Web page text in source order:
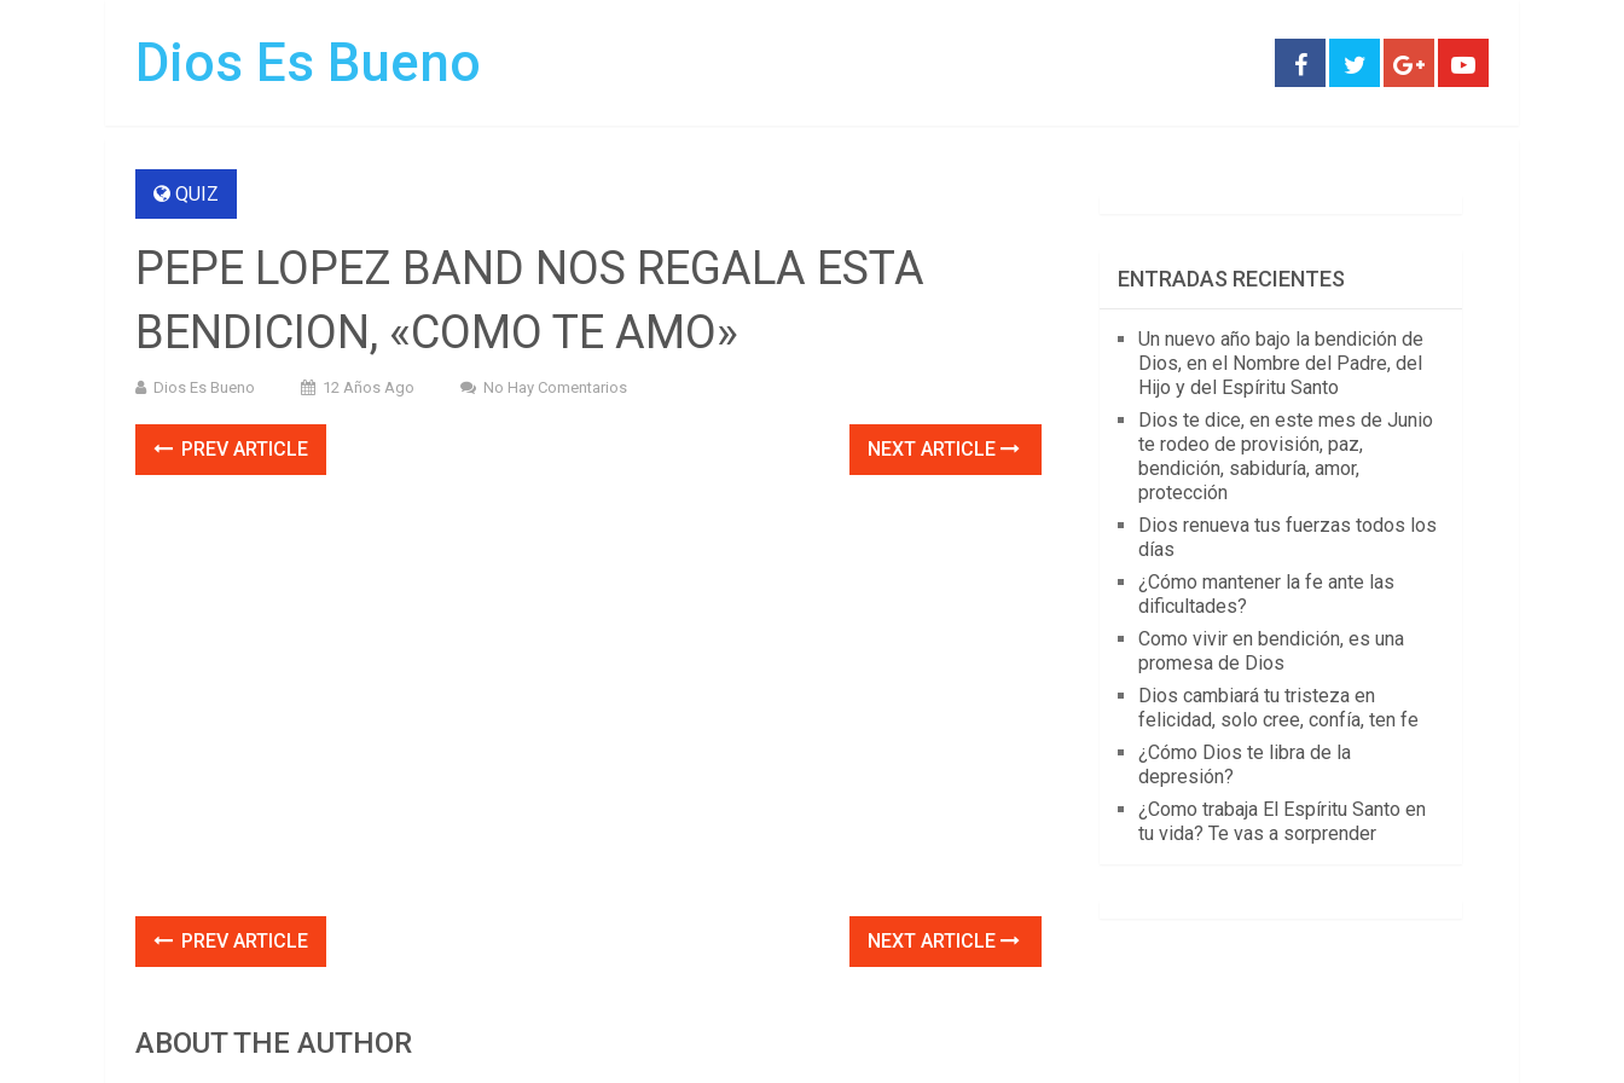
Dios Es Bueno
QUIZ
PEPE LOPEZ BAND NOS REGALA ESTA
BENDICION, «COMO TE AMO»
Dios Es Bueno 12 Años Ago No Hay Comentarios
PREV ARTICLE NEXT ARTICLE
PREV ARTICLE NEXT ARTICLE
ABOUT THE AUTHOR
ENTRADAS RECIENTES
Un nuevo año bajo la bendición de
Dios, en el Nombre del Padre, del
Hijo y del Espíritu Santo
Dios te dice, en este mes de Junio
te rodeo de provisión, paz,
bendición, sabiduría, amor,
protección
Dios renueva tus fuerzas todos los
días
¿Cómo mantener la fe ante las
dificultades?
Como vivir en bendición, es una
promesa de Dios
Dios cambiará tu tristeza en
felicidad, solo cree, confía, ten fe
¿Cómo Dios te libra de la
depresión?
¿Como trabaja El Espíritu Santo en
tu vida? Te vas a sorprender